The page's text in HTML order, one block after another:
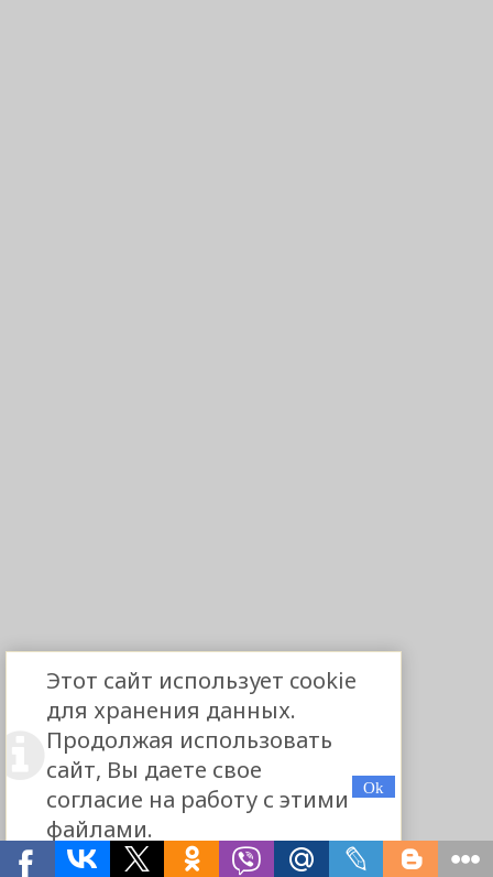
Этот сайт использует cookie
для хранения данных.
Продолжая использовать
сайт, Вы даете свое
согласие на работу с этими
файлами.